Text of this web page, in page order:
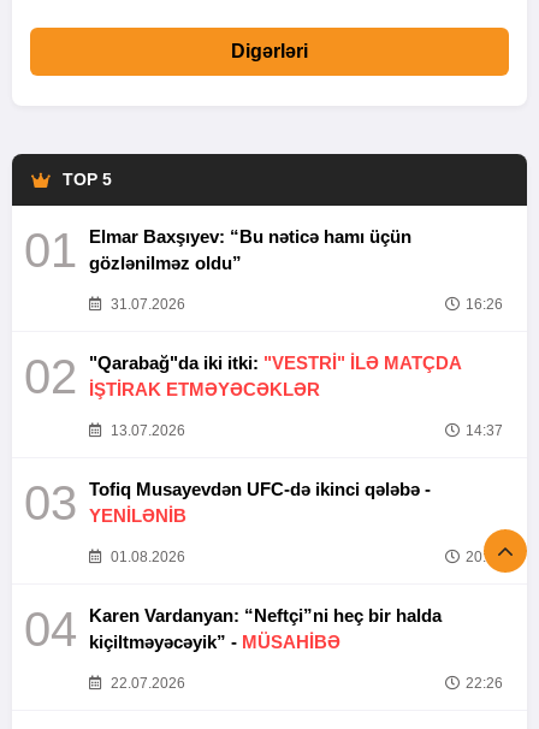
Digərləri
TOP 5
01
Elmar Baxşıyev: “Bu nəticə hamı üçün
gözlənilməz oldu”
31.07.2026 16:26
02 "Qarabağ"da iki itki: "VESTRİ" İLƏ MATÇDA
İŞTİRAK ETMƏYƏCƏKLƏR
13.07.2026 14:37
03
Tofiq Musayevdən UFC-də ikinci qələbə -
YENİLƏNİB
01.08.2026 20:52
04
Karen Vardanyan: “Neftçi”ni heç bir halda
kiçiltməyəcəyik” - MÜSAHİBƏ
22.07.2026 22:26